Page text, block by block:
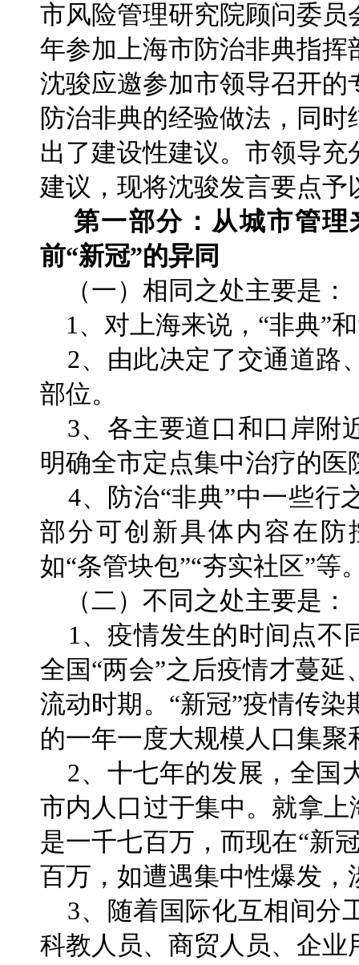
市风险管理研究院顾问委
年参加上海市防治非典指
沈骏应邀参加市领导召开
防治非典的经验做法，同
出了建设性建议。市领导
建议，现将沈骏发言要点
第一部分：从城市管
前“新冠”的异同
（一）相同之处主要是：
1、对上海来说，“非典”
2、由此决定了交通道路
部位。
3、各主要道口和口岸附
明确全市定点集中治疗的
4、防治“非典”中一些行
部分可创新具体内容在防
如“条管块包”“夯实社区”等
（二）不同之处主要是：
1、疫情发生的时间点不
全国“两会”之后疫情才蔓
流动时期。“新冠”疫情传
的一年一度大规模人口集聚
2、十七年的发展，全国
市内人口过于集中。就拿上
是一千七百万，而现在“新
百万，如遭遇集中性爆发，
3、随着国际化互相间分
科教人员、商贸人员、企